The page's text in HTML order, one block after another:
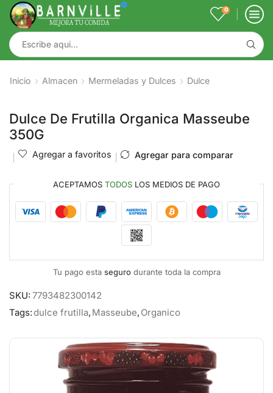
0
Inicio Almacen Mermeladas y Dulces Dulce
Dulce De Frutilla Organica Masseube
350G
Agregar a favoritos Agregar para comparar
ACEPTAMOS TODOS LOS MEDIOS DE PAGO
Tu pago esta segurodurante toda la compra
SKU: 7793482300142
Tags:dulce frutilla, Masseube, Organico